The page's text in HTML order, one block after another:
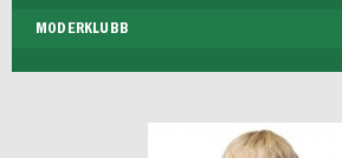
MODERKLUBB